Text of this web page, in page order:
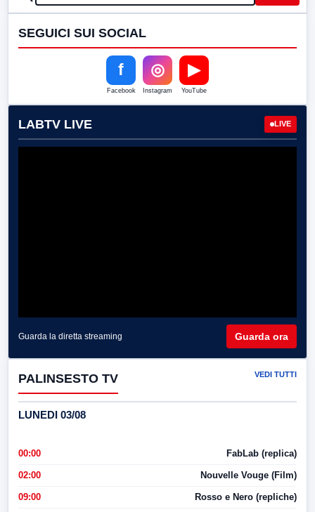
SEGUICI SUI SOCIAL
f
Facebook
◎
Instagram
▶
YouTube
LABTV LIVE LIVE
Guarda la diretta streaming Guarda ora
PALINSESTO TV VEDI TUTTI
LUNEDI 03/08
00:00 FabLab (replica)
02:00 Nouvelle Vouge (Film)
09:00 Rosso e Nero (repliche)